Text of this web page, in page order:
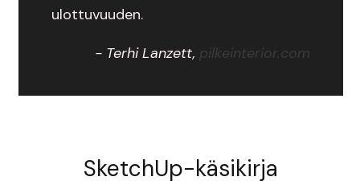
ulottuvuuden.
- Terhi Lanzett, pilkeinterior.com
SketchUp-käsikirja